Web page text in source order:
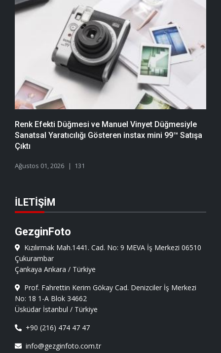
Renk Efekti Düğmesi ve Manuel Vinyet Düğmesiyle
Sanatsal Yaratıcılığı Gösteren instax mini 99™ Satışa
Çıktı
Ağustos 01, 2026 131
İLETIŞIM
GezginFoto
Kızılırmak Mah.1441. Cad. No: 9 MEVA İş Merkezi 06510
Çukurambar
Çankaya Ankara / Türkiye
Prof. Fahrettin Kerim Gökay Cad. Denizciler İş Merkezi
No: 18 1-A Blok 34662
Üsküdar İstanbul / Türkiye
+90 (216) 474 47 47
info@gezginfoto.com.tr